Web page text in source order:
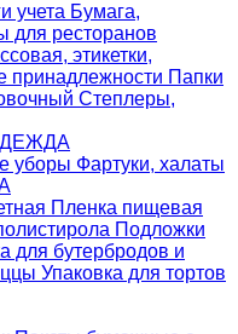
учета Бумага,
для ресторанов
этикетки,
Папки
Степлеры,
уборы Фартуки, халаты
Пленка пищевая
Подложки
для бутербродов и
Упаковка для тортов